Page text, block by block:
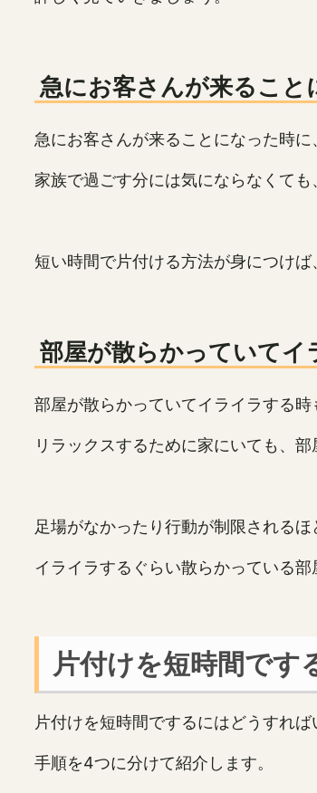
急にお客さんが来ること
急にお客さんが来ることになった時に
家族で過ごす分には気にならなくて
短い時間で片付ける方法が身につけ
部屋が散らかっていてイ
部屋が散らかっていてイライラする
リラックスするために家にいても、
足場がなかったり行動が制限される
イライラするぐらい散らかっている
片付けを短時間です
片付けを短時間でするにはどうすれば
手順を4つに分けて紹介します。